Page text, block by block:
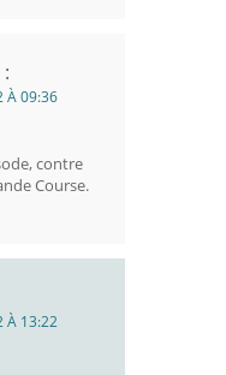
À 09:36
contre
Course.
À 13:22